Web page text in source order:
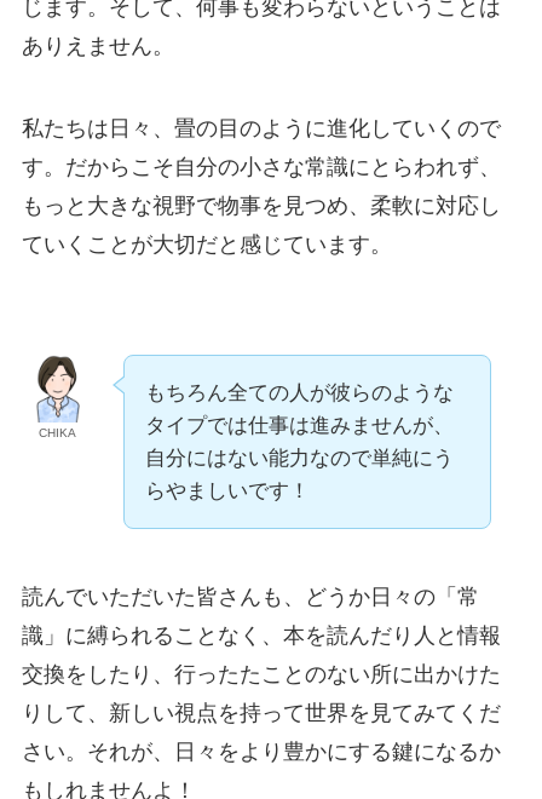
じます。そして、何事も変わらないということは
ありえません。
私たちは日々、畳の目のように進化していくので
す。だからこそ自分の小さな常識にとらわれず、
もっと大きな視野で物事を見つめ、柔軟に対応し
ていくことが大切だと感じています。
CHIKA
もちろん全ての人が彼らのような
タイプでは仕事は進みませんが、
自分にはない能力なので単純にう
らやましいです！
読んでいただいた皆さんも、どうか日々の「常
識」に縛られることなく、本を読んだり人と情報
交換をしたり、行ったたことのない所に出かけた
りして、新しい視点を持って世界を見てみてくだ
さい。それが、日々をより豊かにする鍵になるか
もしれませんよ！